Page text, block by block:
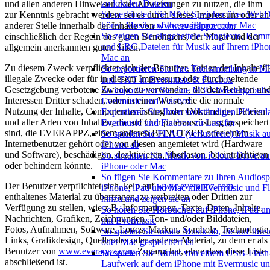
zu lokalen Dateien
So verbinden Sie NAS-Speicher über
hören Musik auf Ihrem iPhone oder Mac
So zeigen Sie eingebettete Songtexte,
und LRC-Dateien für Musik auf Ihrem
Mac an
So exportieren Sie Ihre Titelsammlung in
und TXT in Evermusic & Flacbox
So importieren Sie eine M3U-
Evermusic und Flacbox
Exportieren Sie Ihren vollständigen
Evermusic und Flacbox zu Last.fm
So spielen Sie FLAC (verlustfreie) Musik
iPhone ab
So streamen Sie Musik von iCloud Drive
iPhone oder Mac
So fügen Sie Kommentare zu Ihren
iPhone, iPad und Mac mit Evermusic und
hinzu und zeigen sie an
So hören Sie Hörbücher auf iPhone, iPad
mit Evermusic
So spielen Sie lokale Musik ab, die auf
oder Mac gespeichert ist
So spielen Sie Musik von einem USB-
Laufwerk auf dem iPhone mit Evermusic
und allen anderen Hinweisen oder Anweisungen zu nutzen, die ihm
zur Kenntnis gebracht werden, sei es durch dieses Impressum oder an
anderer Stelle innerhalb der Inhalte vonwww.everappz.com,
einschließlich der Regeln des guten Benehmens, der Moral und der
allgemein anerkannten guten Sitten.
Zu diesem Zweck verpflichtet sich der Benutzer, keinen der Inhalte
illegale Zwecke oder für in diesem Impressum oder durch geltende
Gesetzgebung verbotene Zwecke zu verwenden, die den Rechten
Interessen Dritter schaden, oder in einer Weise, die die normale
Nutzung der Inhalte, Computerausrüstung oder Dokumente, Dateien
und aller Arten von Inhalten, die auf Computerausrüstung gespeichert
sind, die EVERAPPZ, einem anderen BENUTZER oder einem
Internetbenutzer gehört oder von diesen angemietet wird (Hardware
und Software), beschädigen, deaktivieren, überlasten, beeinträchtigen
oder behindern könnte.
Der Benutzer verpflichtet sich, kein aufwww.everappz.com
enthaltenes Material zu übertragen, zu verbreiten oder Dritten zur
Verfügung zu stellen, wie z.B. Informationen, Texte, Daten, Inhalte,
Nachrichten, Grafiken, Zeichnungen, Ton- und/oder Bilddateien,
Fotos, Aufnahmen, Software, Logos, Marken, Symbole, Technologie,
Links, Grafikdesign, Quellcodes oder anderes Material, zu dem er als
Benutzer von www.everappz.comZugang hat, ohne dass diese Liste
abschließend ist.